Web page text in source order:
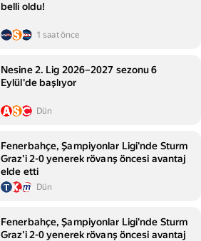
belli oldu!
1 saat önce
Nesine 2. Lig 2026–2027 sezonu 6
Eylül'de başlıyor
Dün
Fenerbahçe, Şampiyonlar Ligi'nde Sturm
Graz'i 2-0 yenerek rövanş öncesi avantaj
elde etti
Dün
Fenerbahçe, Şampiyonlar Ligi'nde Sturm
Graz'i 2-0 yenerek rövanş öncesi avantaj